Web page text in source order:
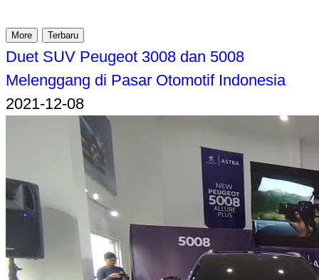
More Terbaru
Duet SUV Peugeot 3008 dan 5008
Melenggang di Pasar Otomotif Indonesia
2021-12-08